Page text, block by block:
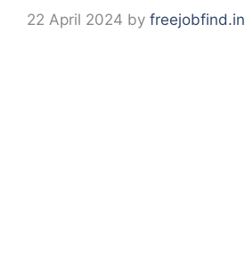
22 April 2024 by freejobfind.in